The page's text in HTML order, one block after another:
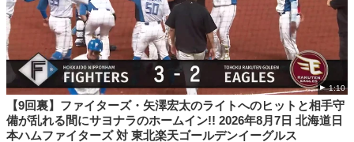
1:10
【9回裏】ファイターズ・矢澤宏太のライトへのヒットと相手守
備が乱れる間にサヨナラのホームイン!! 2026年8月7日 北海道日
本ハムファイターズ 対 東北楽天ゴールデンイーグルス